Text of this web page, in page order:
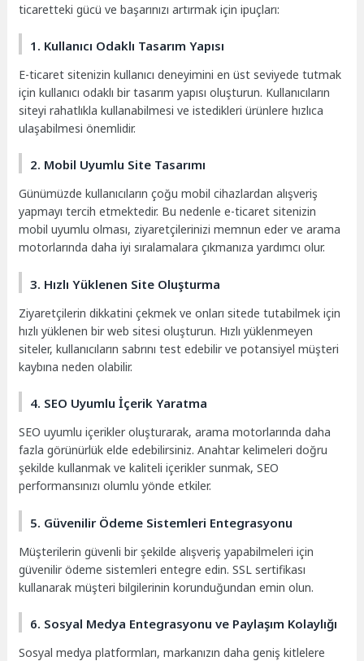
ticaretteki gücü ve başarınızı artırmak için ipuçları:
1. Kullanıcı Odaklı Tasarım Yapısı
E-ticaret sitenizin kullanıcı deneyimini en üst seviyede tutmak
için kullanıcı odaklı bir tasarım yapısı oluşturun. Kullanıcıların
siteyi rahatlıkla kullanabilmesi ve istedikleri ürünlere hızlıca
ulaşabilmesi önemlidir.
2. Mobil Uyumlu Site Tasarımı
Günümüzde kullanıcıların çoğu mobil cihazlardan alışveriş
yapmayı tercih etmektedir. Bu nedenle e-ticaret sitenizin
mobil uyumlu olması, ziyaretçilerinizi memnun eder ve arama
motorlarında daha iyi sıralamalara çıkmanıza yardımcı olur.
3. Hızlı Yüklenen Site Oluşturma
Ziyaretçilerin dikkatini çekmek ve onları sitede tutabilmek için
hızlı yüklenen bir web sitesi oluşturun. Hızlı yüklenmeyen
siteler, kullanıcıların sabrını test edebilir ve potansiyel müşteri
kaybına neden olabilir.
4. SEO Uyumlu İçerik Yaratma
SEO uyumlu içerikler oluşturarak, arama motorlarında daha
fazla görünürlük elde edebilirsiniz. Anahtar kelimeleri doğru
şekilde kullanmak ve kaliteli içerikler sunmak, SEO
performansınızı olumlu yönde etkiler.
5. Güvenilir Ödeme Sistemleri Entegrasyonu
Müşterilerin güvenli bir şekilde alışveriş yapabilmeleri için
güvenilir ödeme sistemleri entegre edin. SSL sertifikası
kullanarak müşteri bilgilerinin korunduğundan emin olun.
6. Sosyal Medya Entegrasyonu ve Paylaşım Kolaylığı
Sosyal medya platformları, markanızın daha geniş kitlelere